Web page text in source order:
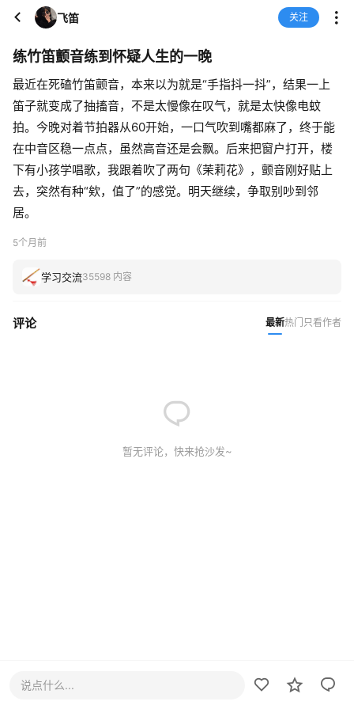
飞笛 关注
练竹笛颤音练到怀疑人生的一晚
最近在死磕竹笛颤音，本来以为就是“手指抖一抖”，结果一上
笛子就变成了抽搐音，不是太慢像在叹气，就是太快像电蚊
拍。今晚对着节拍器从60开始，一口气吹到嘴都麻了，终于能
在中音区稳一点点，虽然高音还是会飘。后来把窗户打开，楼
下有小孩学唱歌，我跟着吹了两句《茉莉花》，颤音刚好贴上
去，突然有种“欸，值了”的感觉。明天继续，争取别吵到邻
居。
5个月前
学习交流35598 内容
评论 最新热门 只看作者
暂无评论，快来抢沙发~
说点什么...